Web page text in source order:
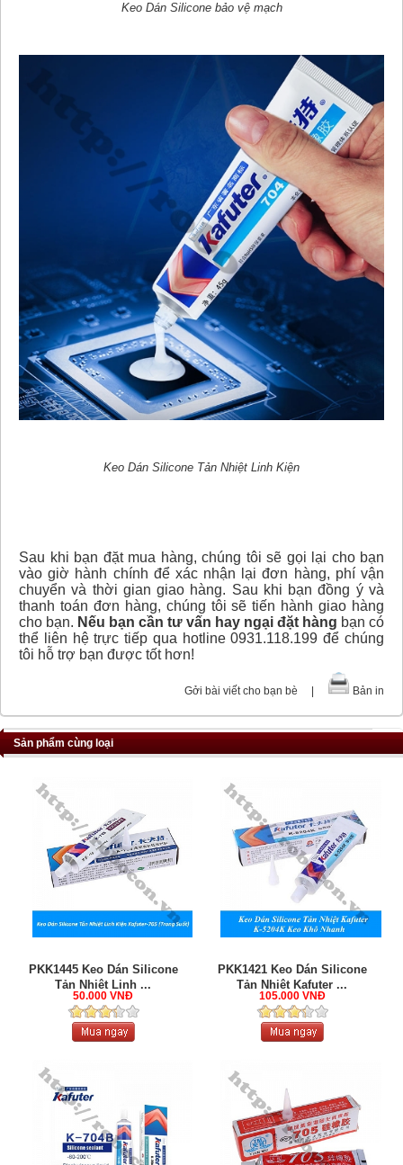
Keo Dán Silicone bảo vệ mạch
Keo Dán Silicone Tản Nhiệt Linh Kiện
Sau khi bạn đặt mua hàng, chúng tôi sẽ gọi lại cho bạn
vào giờ hành chính để xác nhận lại đơn hàng, phí vận
chuyển và thời gian giao hàng. Sau khi bạn đồng ý và
thanh toán đơn hàng, chúng tôi sẽ tiến hành giao hàng
cho bạn. Nếu bạn cần tư vấn hay ngại đặt hàng bạn có
thể liên hệ trực tiếp qua hotline 0931.118.199 để chúng
tôi hỗ trợ bạn được tốt hơn!
Gởi bài viết cho bạn bè Bản in
Sản phẩm cùng loại
PKK1445 Keo Dán Silicone
Tản Nhiệt Linh ...
50.000 VNĐ
PKK1421 Keo Dán Silicone
Tản Nhiệt Kafuter ...
105.000 VNĐ